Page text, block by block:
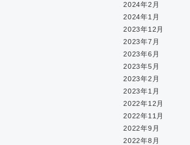
2024年2月
2024年1月
2023年12月
2023年7月
2023年6月
2023年5月
2023年2月
2023年1月
2022年12月
2022年11月
2022年9月
2022年8月